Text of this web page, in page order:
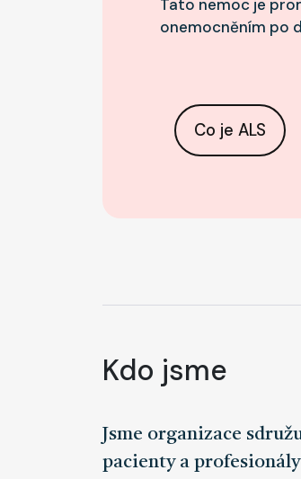
Tato nemoc je
onemocněním po
Co je ALS
Kdo jsme
Jsme organizace
pacienty a